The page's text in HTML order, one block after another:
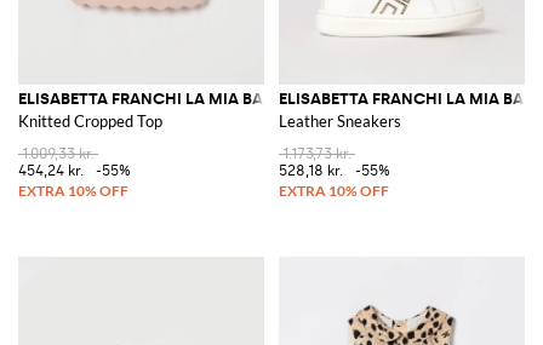
ELISABETTA FRANCHI LA MIA BAMBINA
Knitted Cropped Top
1.009,33 kr.
454,24 kr.
-55%
ELISABETTA FRANCHI LA MIA
Leather Sneakers
1.173,73 kr.
528,18 kr.
-55%